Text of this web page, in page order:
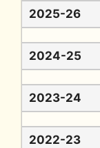
2025-26
2024-25
2023-24
2022-23